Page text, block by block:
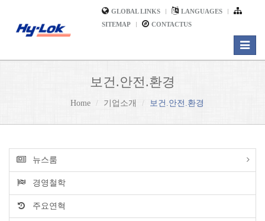
GLOBAL LINKS
LANGUAGES
SITEMAP
CONTACTUS
Toggle
보건.안전.환경
Home 기업소개 보건.안전.환경
뉴스룸
경영철학
주요연혁